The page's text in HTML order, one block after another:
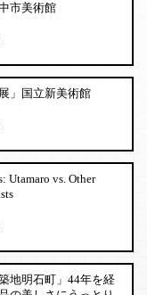
市美術館
」国立新美術館
Utamaro vs. Other
地明石町」44年を経